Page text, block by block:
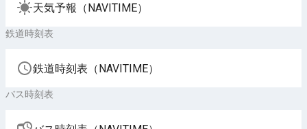
天気予報（NAVITIME）
鉄道時刻表
鉄道時刻表（NAVITIME）
バス時刻表